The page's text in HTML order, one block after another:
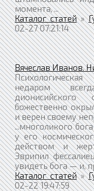
момента, ...
Каталог статей»
02-27 07:21:14
Вячеслав Иванов.
недаром
божественно
и верен своему
...многоликого
у его
действом и
Эврипил
увидеть бога — и,
Каталог статей»
02-22 19:47:59